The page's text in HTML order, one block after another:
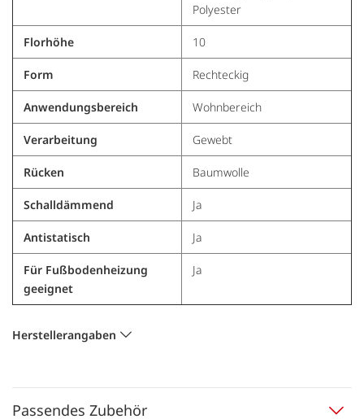
Polyester
Florhöhe 10
Form Rechteckig
Anwendungsbereich Wohnbereich
Verarbeitung Gewebt
Rücken Baumwolle
Schalldämmend Ja
Antistatisch Ja
Für Fußbodenheizung
geeignet
Ja
Herstellerangaben
Passendes Zubehör